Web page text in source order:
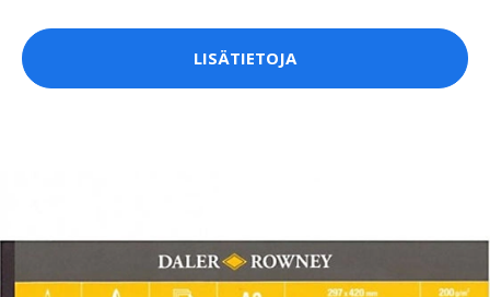
LISÄTIETOJA